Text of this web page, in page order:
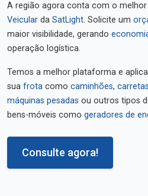
A região agora conta com o melhor
Veicular da SatLight. Solicite um
maior visibilidade, gerando
operação logística.
Temos a melhor plataforma e
sua frota como caminhões, carretas
máquinas pesadas ou outros tipos
bens-móveis como geradores de
Consulte agora!